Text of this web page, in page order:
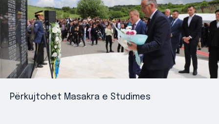
Përkujtohet Masakra e Studimes